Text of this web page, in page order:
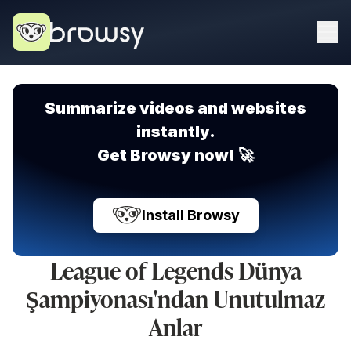
Summarize videos and websites
instantly.
Get Browsy now! 🚀
Install Browsy
League of Legends Dünya
Şampiyonası'ndan Unutulmaz
Anlar